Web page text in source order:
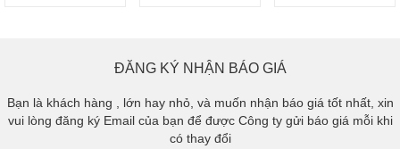
ĐĂNG KÝ NHẬN BÁO GIÁ
Bạn là khách hàng , lớn hay nhỏ, và muốn nhận báo giá tốt nhất, xin
vui lòng đăng ký Email của bạn để được Công ty gửi báo giá mỗi khi
có thay đổi